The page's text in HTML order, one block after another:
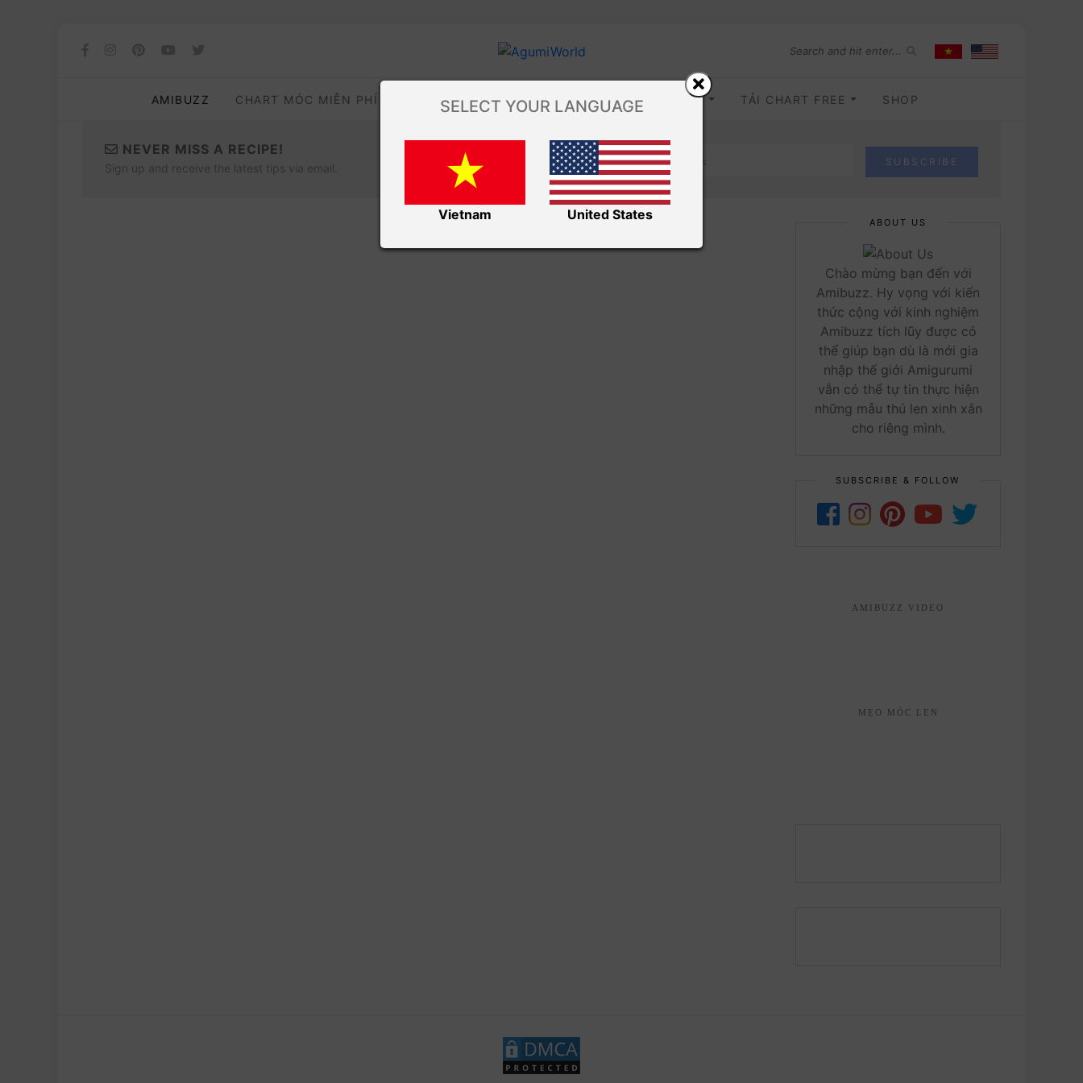
AMIBUZZ CHART MÓC MIỄN PHÍ HỌC MÓC LEN MẸO MÓC LEN VIDEO TẢI CHART FREE SHOP
NEVER MISS A RECIPE!
Sign up and receive the latest tips via email.
ABOUT US
Chào mừng bạn đến với
Amibuzz. Hy vọng với kiến
thức cộng với kinh nghiệm
Amibuzz tích lũy được có
thể giúp bạn dù là mới gia
nhập thế giới Amigurumi
vẫn có thể tự tin thực hiện
những mẫu thú len xinh xắn
cho riêng mình.
SUBSCRIBE & FOLLOW
AMIBUZZ VIDEO
MẸO MÓC LEN
SELECT YOUR LANGUAGE
Vietnam United States